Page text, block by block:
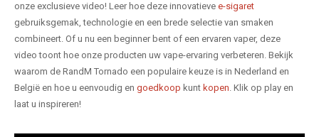
onze exclusieve video! Leer hoe deze innovatieve e-sigaret
gebruiksgemak, technologie en een brede selectie van smaken
combineert. Of u nu een beginner bent of een ervaren vaper, deze
video toont hoe onze producten uw vape-ervaring verbeteren. Bekijk
waarom de RandM Tornado een populaire keuze is in Nederland en
België en hoe u eenvoudig en goedkoop kunt kopen. Klik op play en
laat u inspireren!